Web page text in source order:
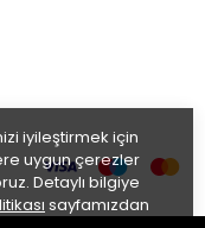
iyileştirmek için
uygun çerezler
Detaylı bilgiye
sayfamızdan